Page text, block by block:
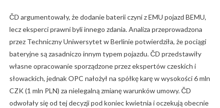
ČD argumentowały, że dodanie baterii czyni z EMU pojazd BEMU,
lecz eksperci prawni byli innego zdania. Analiza przeprowadzona
przez Techniczny Uniwersytet w Berlinie potwierdziła, że pociągi
bateryjne są zasadniczo innym typem pojazdu. ČD przedstawiły
własne opracowanie sporządzone przez ekspertów czeskich i
słowackich, jednak OPC nałożył na spółkę karę w wysokości 6 mln
CZK (1 mln PLN) za nielegalną zmianę warunków umowy. ČD
odwołały się od tej decyzji pod koniec kwietnia i oczekują obecnie